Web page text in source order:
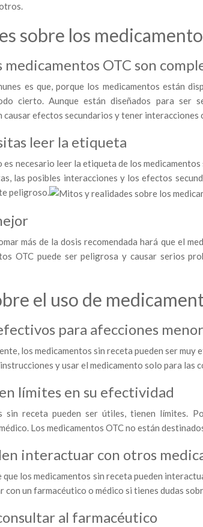
sobre los
medicamentos OTC son
es que, porque los medicamentos están
cierto. Aunque están diseñados para ser
causar efectos secundarios y tener interacciones
leer la etiqueta
es necesario leer la etiqueta de los
las posibles interacciones y los efectos
peligroso.
más de la dosis recomendada hará que el
OTC puede ser peligrosa y causar serios
el uso de
para afecciones
los medicamentos sin receta pueden ser
y usar el medicamento solo para las
límites en su efectividad
sin receta pueden ser útiles, tienen límites.
Los medicamentos OTC no están
interactuar con otros
los medicamentos sin receta pueden
con un farmacéutico o médico si tienes dudas
al farmacéutico